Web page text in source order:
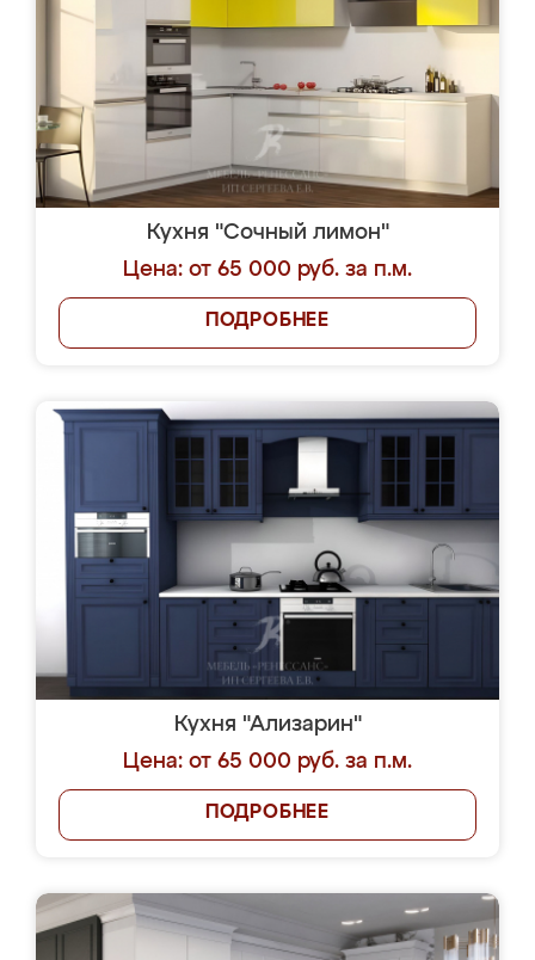
Кухня "Сочный лимон"
Цена: от 65 000 руб. за п.м.
ПОДРОБНЕЕ
Кухня "Ализарин"
Цена: от 65 000 руб. за п.м.
ПОДРОБНЕЕ